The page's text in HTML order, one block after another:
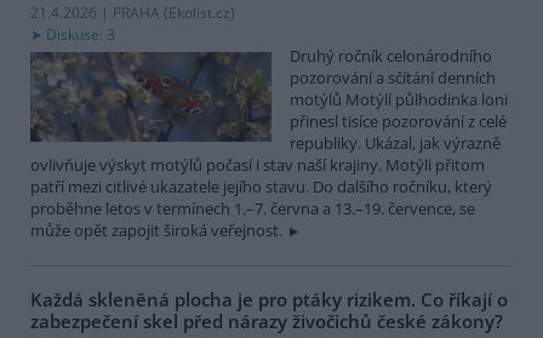
21.4.2026 | PRAHA (Ekolist.cz)
Diskuse: 3
Druhý ročník celonárodního
pozorování a sčítání denních
motýlů Motýlí půlhodinka loni
přinesl tisíce pozorování z celé
republiky. Ukázal, jak výrazně
ovlivňuje výskyt motýlů počasí i stav naší krajiny. Motýli přitom
patří mezi citlivé ukazatele jejího stavu. Do dalšího ročníku, který
proběhne letos v termínech 1.–7. června a 13.–19. července, se
může opět zapojit široká veřejnost.
Každá skleněná plocha je pro ptáky rizikem. Co říkají o
zabezpečení skel před nárazy živočichů české zákony?